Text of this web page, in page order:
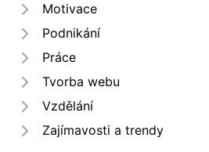
Motivace
Podnikání
Práce
Tvorba webu
Vzdělání
Zajímavosti a trendy